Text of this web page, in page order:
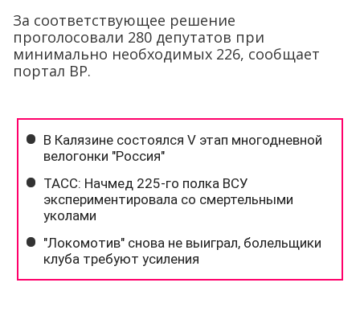
За соответствующее решение
проголосовали 280 депутатов при
минимально необходимых 226, сообщает
портал ВР.